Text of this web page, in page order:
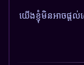
យើងខ្ញុំមិនអាចផ្ត